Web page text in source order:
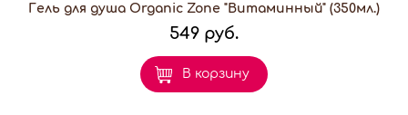
Гель для душа Organic Zone "Витаминный" (350мл.)
549 руб.
В корзину